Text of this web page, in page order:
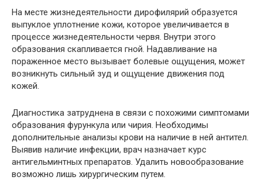
На месте жизнедеятельности дирофилярий образуется
выпуклое уплотнение кожи, которое увеличивается в
процессе жизнедеятельности червя. Внутри этого
образования скапливается гной. Надавливание на
пораженное место вызывает болевые ощущения, может
возникнуть сильный зуд и ощущение движения под
кожей.
Диагностика затруднена в связи с похожими симптомами
образования фурункула или чирия. Необходимы
дополнительные анализы крови на наличие в ней антител.
Выявив наличие инфекции, врач назначает курс
антигельминтных препаратов. Удалить новообразование
возможно лишь хирургическим путем.